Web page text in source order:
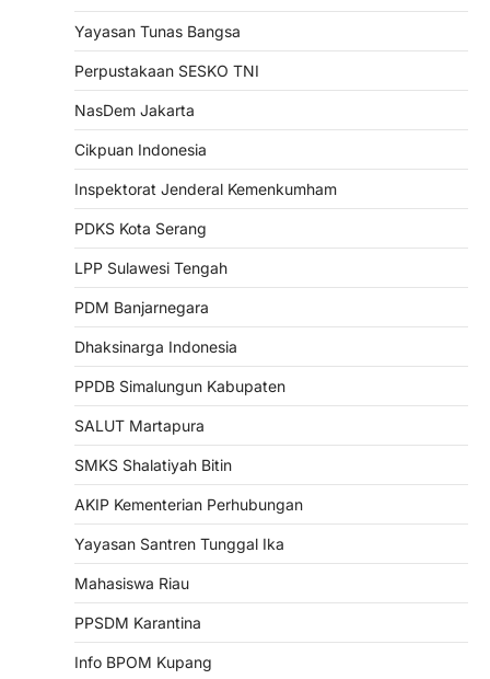
Yayasan Tunas Bangsa
Perpustakaan SESKO TNI
NasDem Jakarta
Cikpuan Indonesia
Inspektorat Jenderal Kemenkumham
PDKS Kota Serang
LPP Sulawesi Tengah
PDM Banjarnegara
Dhaksinarga Indonesia
PPDB Simalungun Kabupaten
SALUT Martapura
SMKS Shalatiyah Bitin
AKIP Kementerian Perhubungan
Yayasan Santren Tunggal Ika
Mahasiswa Riau
PPSDM Karantina
Info BPOM Kupang